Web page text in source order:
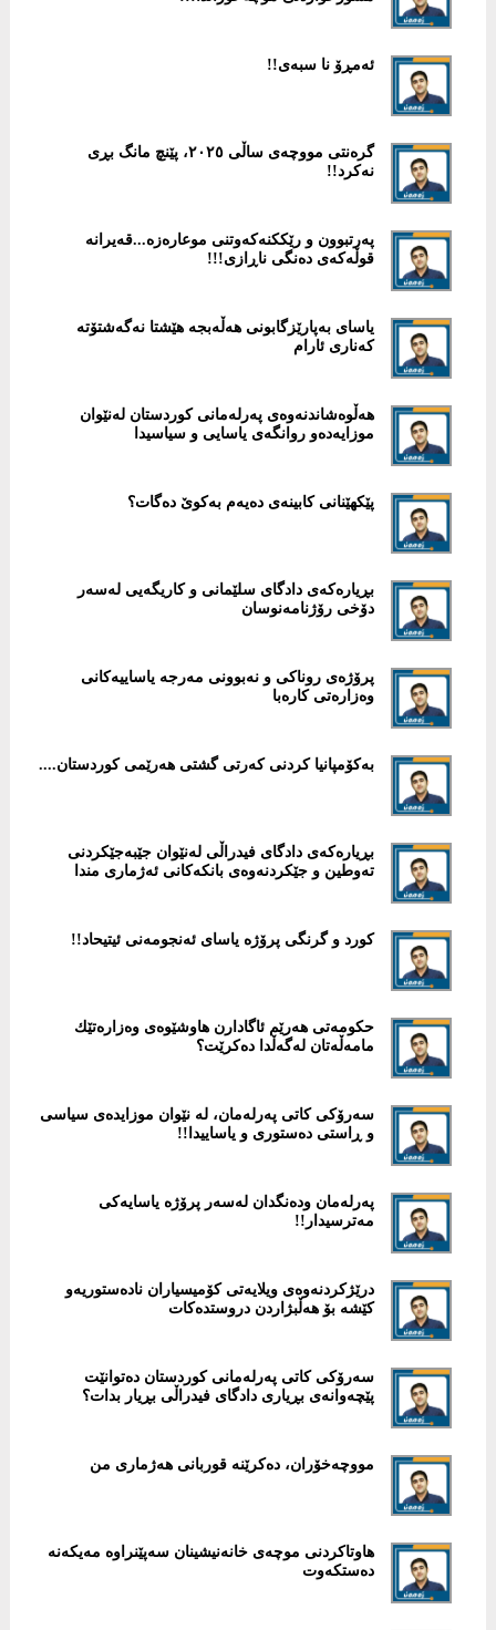
ئەمڕۆ نا سبەی!!
گرەنتی مووچەی ساڵی ۲٠۲٥، پێنچ مانگ بڕی
نەکرد!!
پەرتبوون و رێککنەکەوتنی موعارەزە...قەیرانە
قوڵەکەی دەنگی ناڕازی!!!
یاسای بەپارێزگابونی هەڵەبجە هێشتا نەگەشتۆتە
کەناری ئارام
هەڵوەشاندنەوەی پەرلەمانی كوردستان لەنێوان
موزایەدەو روانگەی یاسایی و سیاسیدا
پێكهێنانی کابینەی دەیەم بەکوێ دەگات؟
بڕیارەکەی دادگای سلێمانی و کاریگەیی لەسەر
دۆخی رۆژنامەنوسان
پرۆژەی روناكی و نەبوونی مەرجە یاساییەکانی
وەزارەتی کارەبا
بەکۆمپانیا کردنی کەرتی گشتی هەرێمی کوردستان....
بڕیارەكەی دادگای فیدراڵی لەنێوان جێبەجێكردنی
تەوطین و جێكردنەوەی بانكەكانی ئەژماری مندا
كورد و گرنگی پرۆژە یاسای ئەنجومەنی ئیتیحاد!!
حكومەتی هەرێم ئاگادارن هاوشێوەی وەزارەتێك
مامەڵەتان لەگەڵدا دەکرێت؟
سەرۆکی کاتی پەرلەمان، لە نێوان موزایدەی سیاسی
و ڕاستی دەستوری و یاساییدا!!
پەرلەمان ودەنگدان لەسەر پرۆژە یاسایەكی
مەترسیدار!!
درێژكردنەوەی ویلایەتی كۆمیسیاران نادەستوریەو
كێشە بۆ هەڵبژاردن دروستدەكات
سەرۆكی كاتی پەرلەمانی کوردستان دەتوانێت
پێچەوانەی بڕیاری دادگای فیدراڵی بڕیار بدات؟
مووچەخۆران، دەکرێنە قوربانی هەژماری من
هاوتاكردنی موچەی خانەنیشینان سەپێنراوە مەیكەنە
دەستكەوت